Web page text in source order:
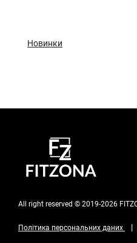
Новинки
All right reserved © 2019-2026
Політика персональних даних |